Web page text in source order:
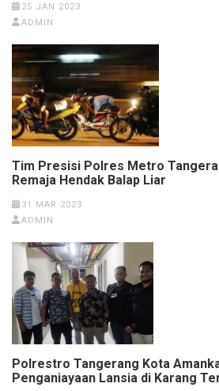
25 JAN 2023
ADMIN
Tim Presisi Polres Metro
Remaja Hendak Balap Liar
31 MAR 2023
ADMIN
Polrestro Tangerang Kota
Penganiayaan Lansia di Karang